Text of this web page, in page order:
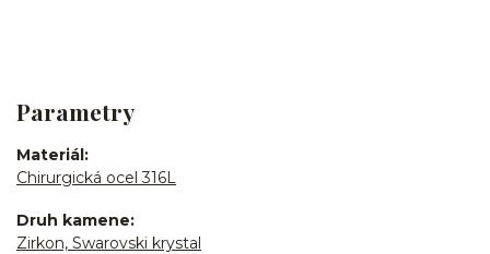
Parametry
Materiál
Chirurgická ocel 316L
Druh kamene
Zirkon, Swarovski krystal